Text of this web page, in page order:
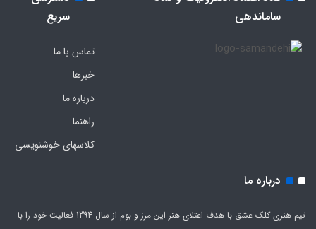
ساماندهی
سریع
تماس با ما
خبرها
درباره ما
راهنما
کلاسهای خوشنویسی
درباره ما
تیم هنری کلک عشق با هدف اعتلای هنر این مرز و بوم از سال 1394 فعالیت خود را با